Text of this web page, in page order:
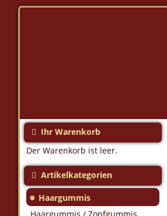
Ihr Warenkorb
Der Warenkorb ist leer.
Artikelkategorien
● Haargummis